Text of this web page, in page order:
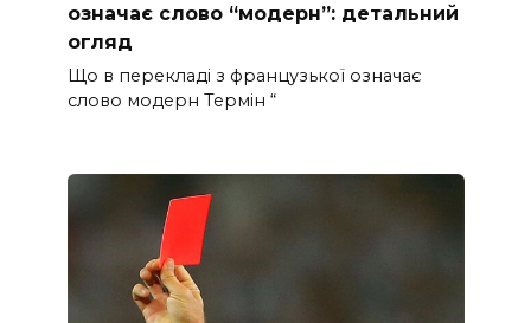
означає слово “модерн”: детальний
огляд
Що в перекладі з французької означає
слово модерн Термін “